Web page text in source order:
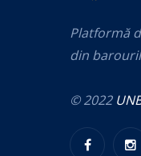
Platformă
din
© 2022